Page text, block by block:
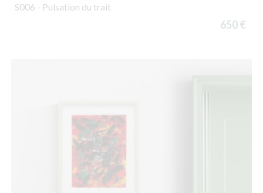
S006 - Pulsation du trait
650 €